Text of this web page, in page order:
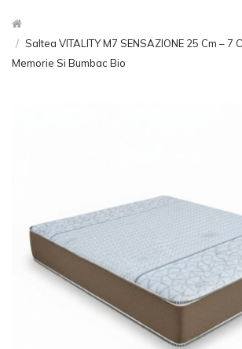
Saltea VITALITY M7 SENSAZIONE 25 Cm – 7
Memorie Si Bumbac Bio